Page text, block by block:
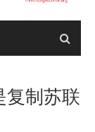
复制苏联